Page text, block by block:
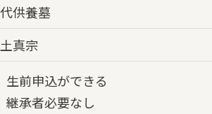
供養墓
真宗
生前申込ができる
継承者必要なし